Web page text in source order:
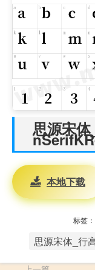
思源宋
本地下载
标签：
思源宋体_行